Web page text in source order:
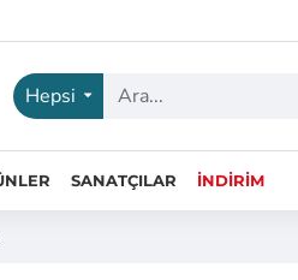
Hepsi
SANATÇILAR İNDIRIM